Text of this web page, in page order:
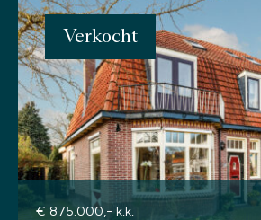
Verkocht
€ 875.000,- k.k.